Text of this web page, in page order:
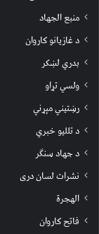
منبع الجهاد
د غازیانو کاروان
بدري لښکر
ولسي تړاو
رښتیني مېړني
د تللیو خبري
د جهاد سنګر
نشرات لسان دری
الهجرة
فاتح کاروان